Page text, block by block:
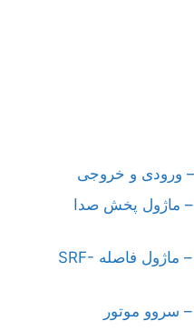
آموزش آردوینو جلسه 2 – ماژول پخش صدا
آموزش آردوینو جلسه 3 – ماژول فاصله SRF-